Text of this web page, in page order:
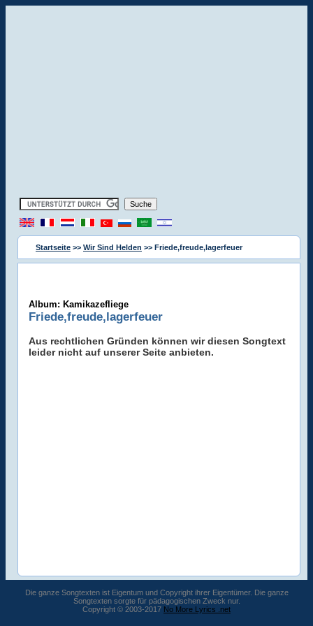
Startseite >> Wir Sind Helden >> Friede,freude,lagerfeuer
Album: Kamikazefliege
Friede,freude,lagerfeuer
Aus rechtlichen Gründen können wir diesen Songtext
leider nicht auf unserer Seite anbieten.
Die ganze Songtexten ist Eigentum und Copyright ihrer Eigentümer. Die ganze
Songtexten sorgte für pädagogischen Zweck nur.
Copyright © 2003-2017 No More Lyrics .net